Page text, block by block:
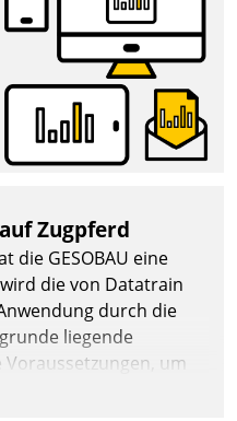
Zugpferd
die GESOBAU eine
die von Datatrain
durch die
liegende
um
und weitere